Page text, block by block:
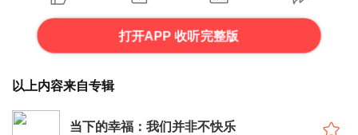
打开APP 收听完整版
以上内容来自专辑
当下的幸福：我们并非不快乐